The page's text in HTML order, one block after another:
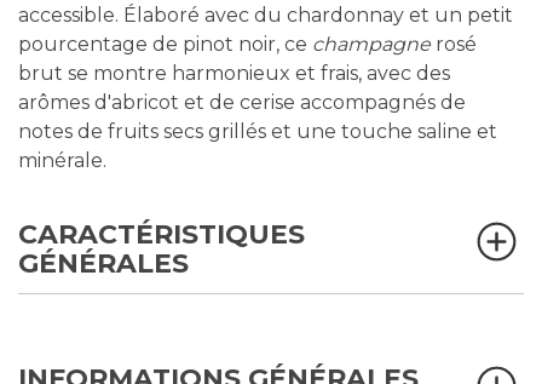
accessible. Élaboré avec du chardonnay et un petit
pourcentage de pinot noir, ce champagne rosé
brut se montre harmonieux et frais, avec des
arômes d'abricot et de cerise accompagnés de
notes de fruits secs grillés et une touche saline et
minérale.
CARACTÉRISTIQUES
GÉNÉRALES